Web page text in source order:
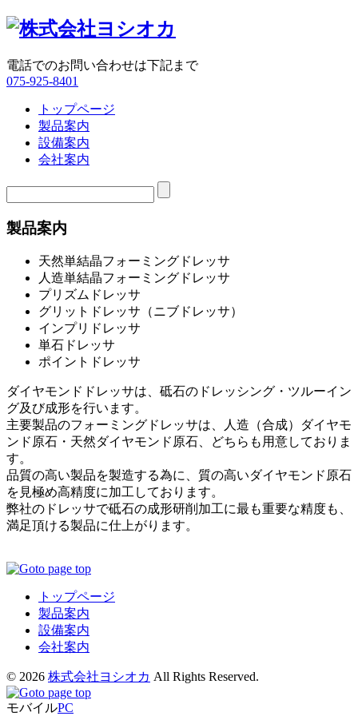
電話でのお問い合わせは下記まで
075-925-8401
トップページ
製品案内
設備案内
会社案内
製品案内
天然単結晶フォーミングドレッサ
人造単結晶フォーミングドレッサ
プリズムドレッサ
グリットドレッサ（ニブドレッサ）
インプリドレッサ
単石ドレッサ
ポイントドレッサ
ダイヤモンドドレッサは、砥石のドレッシング・ツルーイン
グ及び成形を行います。
主要製品のフォーミングドレッサは、人造（合成）ダイヤモ
ンド原石・天然ダイヤモンド原石、どちらも用意しておりま
す。
品質の高い製品を製造する為に、質の高いダイヤモンド原石
を見極め高精度に加工しております。
弊社のドレッサで砥石の成形研削加工に最も重要な精度も、
満足頂ける製品に仕上がります。
トップページ
製品案内
設備案内
会社案内
© 2026 株式会社ヨシオカ All Rights Reserved.
モバイルPC